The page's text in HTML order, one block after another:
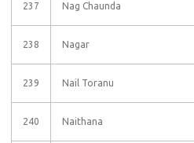
237 Nag Chaunda
238 Nagar
239 Nail Toranu
240 Naithana